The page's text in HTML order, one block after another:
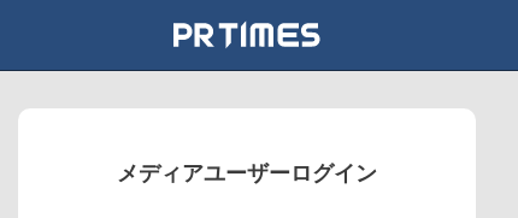
メディアユーザーログイン